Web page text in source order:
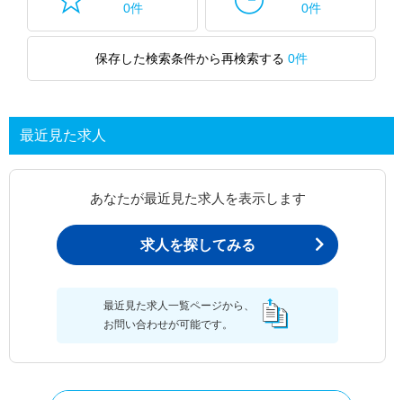
0件
0件
保存した検索条件から再検索する 0件
最近見た求人
あなたが最近見た求人を表示します
求人を探してみる
最近見た求人一覧ページから、
お問い合わせが可能です。